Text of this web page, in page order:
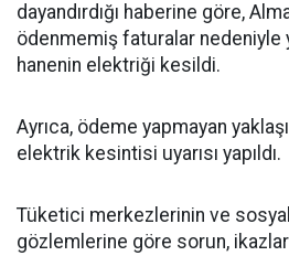
dayandırdığı haberine göre,
ödenmemiş faturalar nedeniyle
hanenin elektriği kesildi.
Ayrıca, ödeme yapmayan
elektrik kesintisi uyarısı yapıldı.
Tüketici merkezlerinin ve
gözlemlerine göre sorun,